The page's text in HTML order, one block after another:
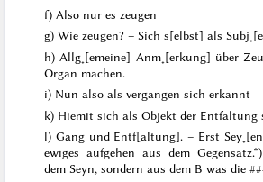
f) Also nur es zeugen
g) Wie zeugen? – Sich s[elbst] als
h) Allg˖[emeine] Anm˖[erkung] über
Organ machen.
i) Nun also als vergangen sich erkannt
k) Hiemit sich als Objekt der Entfaltung
l) Gang und Entf[altung]. – Erst
ewiges aufgehen aus dem Gegensatz.*)
dem Seyn, sondern aus dem B was die